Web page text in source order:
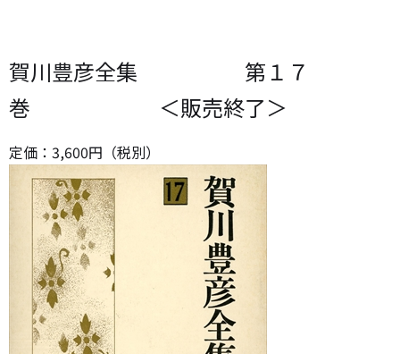
賀川豊彦全集 第１７
巻 ＜販売終了＞
定価： 3,600円（税別）